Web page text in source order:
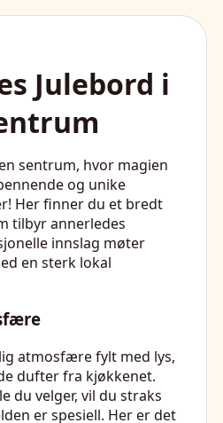
Julebord i
sentrum, hvor magien
og unike
Her finner du et bredt
tilbyr annerledes
innslag møter
en sterk lokal
atmosfære fylt med lys,
dufter fra kjøkkenet.
du velger, vil du straks
er spesiell. Her er det